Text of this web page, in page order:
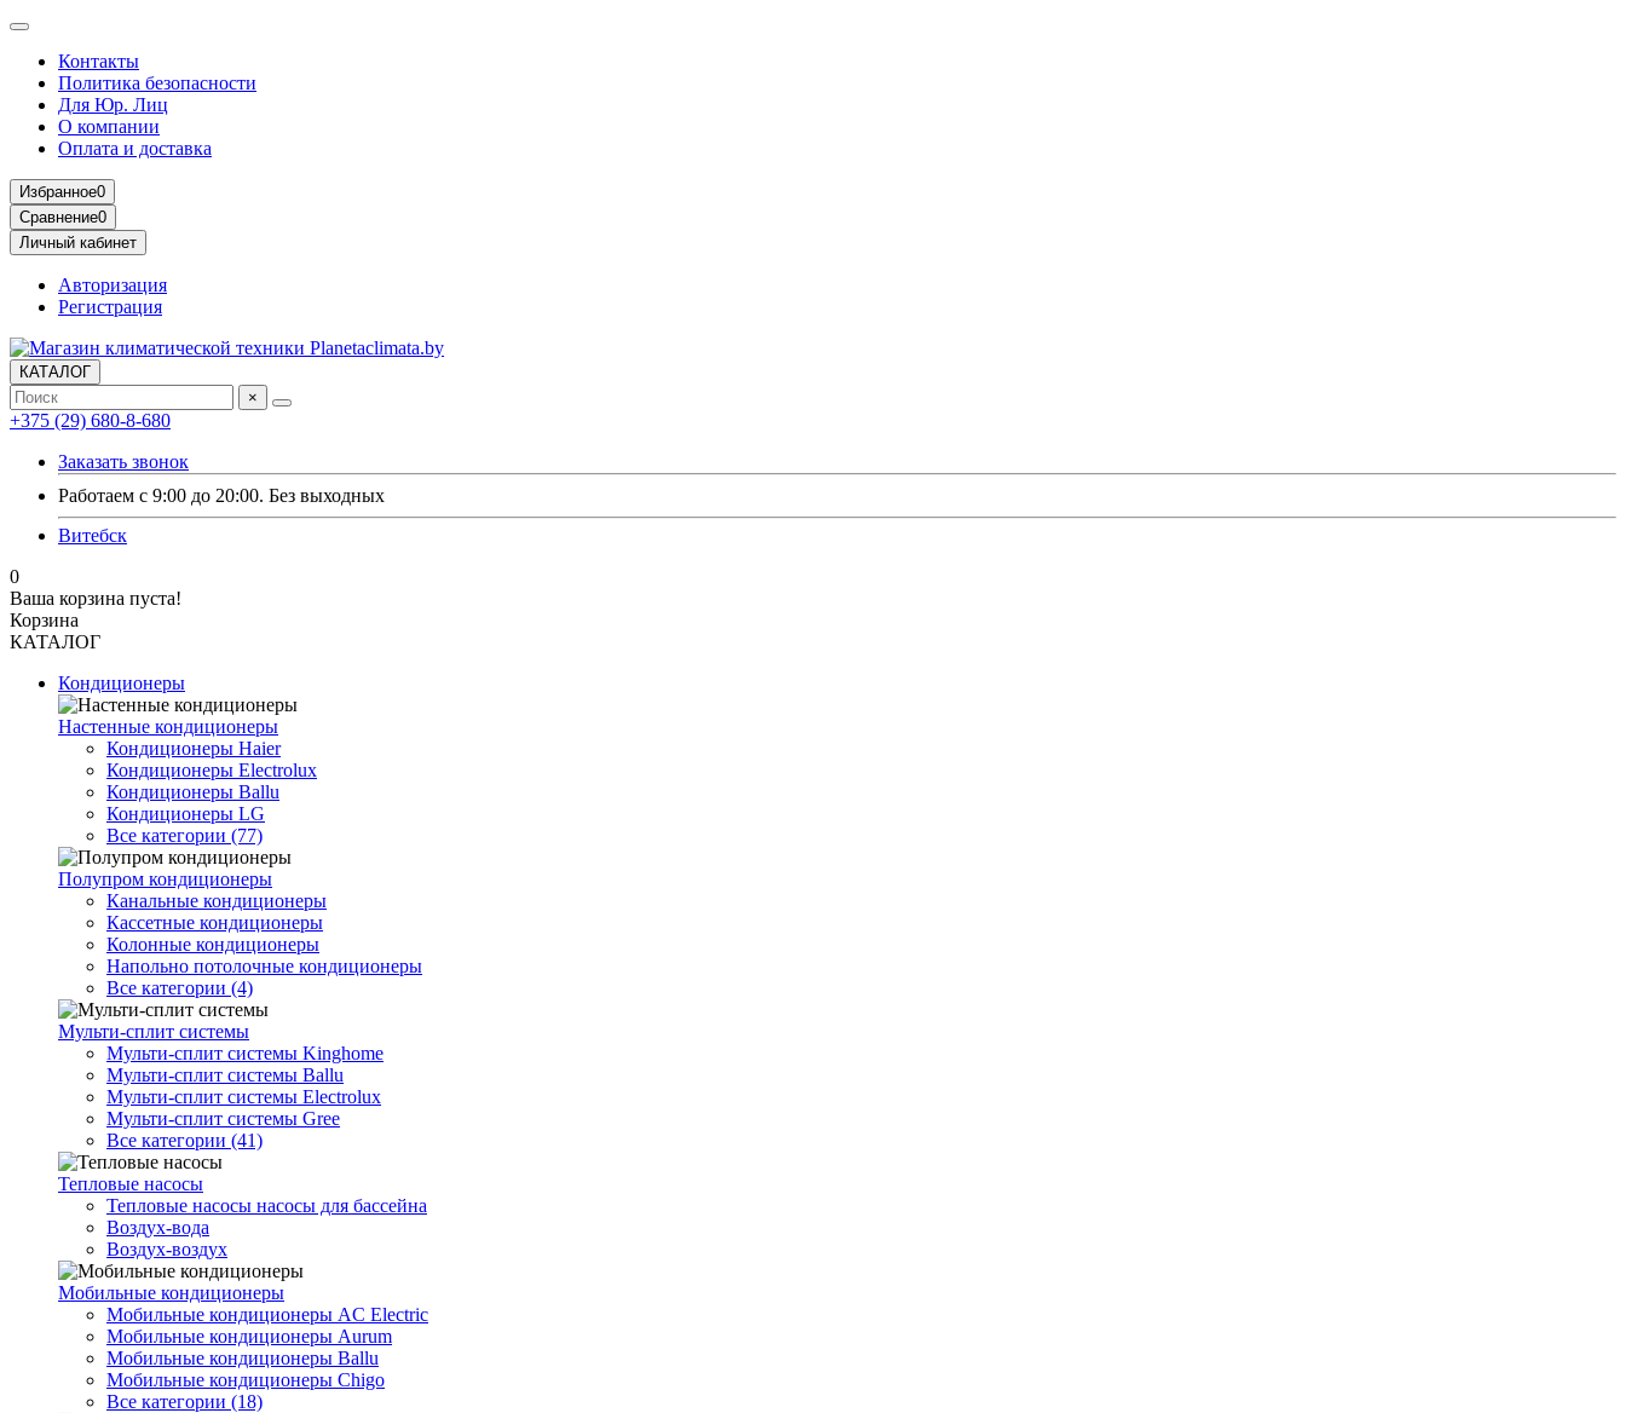
Контакты
Политика безопасности
Для Юр. Лиц
О компании
Оплата и доставка
Избранное0
Сравнение0
Личный кабинет
Авторизация
Регистрация
КАТАЛОГ
×
+375 (29) 680-8-680
Заказать звонок
Работаем с 9:00 до 20:00. Без выходных
Витебск
0
Ваша корзина пуста!
Корзина
КАТАЛОГ
Кондиционеры
Настенные кондиционеры
Кондиционеры Haier
Кондиционеры Electrolux
Кондиционеры Ballu
Кондиционеры LG
Все категории (77)
Полупром кондиционеры
Канальные кондиционеры
Кассетные кондиционеры
Колонные кондиционеры
Напольно потолочные кондиционеры
Все категории (4)
Мульти-сплит системы
Мульти-сплит системы Kinghome
Мульти-сплит системы Ballu
Мульти-сплит системы Electrolux
Мульти-сплит системы Gree
Все категории (41)
Тепловые насосы
Тепловые насосы насосы для бассейна
Воздух-вода
Воздух-воздух
Мобильные кондиционеры
Мобильные кондиционеры AC Electric
Мобильные кондиционеры Aurum
Мобильные кондиционеры Ballu
Мобильные кондиционеры Chigo
Все категории (18)